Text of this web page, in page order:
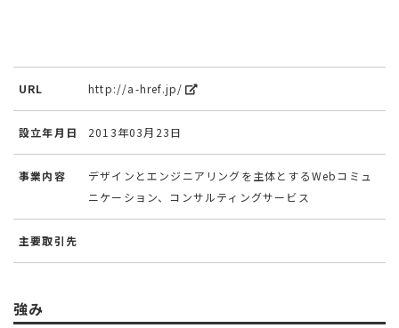
URL http://a-href.jp/
設立年月日 2013年03月23日
事業内容
デザインとエンジニアリングを主体とするWebコミュ
ニケーション、コンサルティングサービス
主要取引先
強み